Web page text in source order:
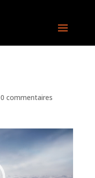
0 commentaires